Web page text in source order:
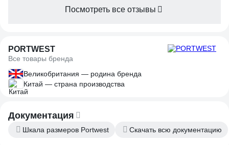
Посмотреть все отзывы
PORTWEST
Все товары бренда
Великобритания — родина бренда
Китай — страна производства
Документация
Шкала размеров Portwest Скачать всю документацию